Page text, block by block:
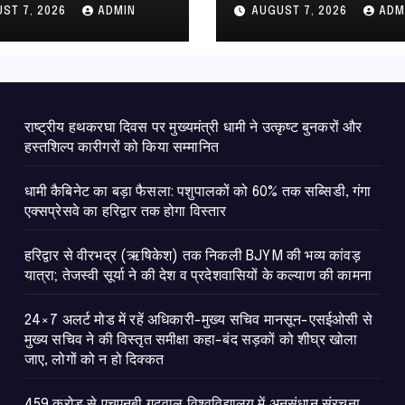
तक होगा विस्तार
7, 2026 ADMIN
की देश व प्रदेशवासियों
कल्याण की कामना
AUGUST 7, 2026
राष्ट्रीय हथकरघा दिवस पर मुख्यमंत्री धामी ने उत्कृष्ट बुनकरों और
हस्तशिल्प कारीगरों को किया सम्मानित
​धामी कैबिनेट का बड़ा फैसला: पशुपालकों को 60% तक सब्सिडी, गंगा
एक्सप्रेसवे का हरिद्वार तक होगा विस्तार
​हरिद्वार से वीरभद्र (ऋषिकेश) तक निकली BJYM की भव्य कांवड़
यात्रा; तेजस्वी सूर्या ने की देश व प्रदेशवासियों के कल्याण की कामना
24×7 अलर्ट मोड में रहें अधिकारी-मुख्य सचिव मानसून-एसईओसी से
मुख्य सचिव ने की विस्तृत समीक्षा कहा-बंद सड़कों को शीघ्र खोला
जाए, लोगों को न हो दिक्कत